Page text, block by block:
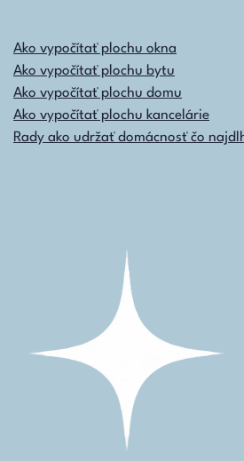
Ako vypočítať plochu okna
Ako vypočítať plochu bytu
Ako vypočítať plochu domu
Ako vypočítať plochu kancelárie
Rady ako udržať domácnosť čo